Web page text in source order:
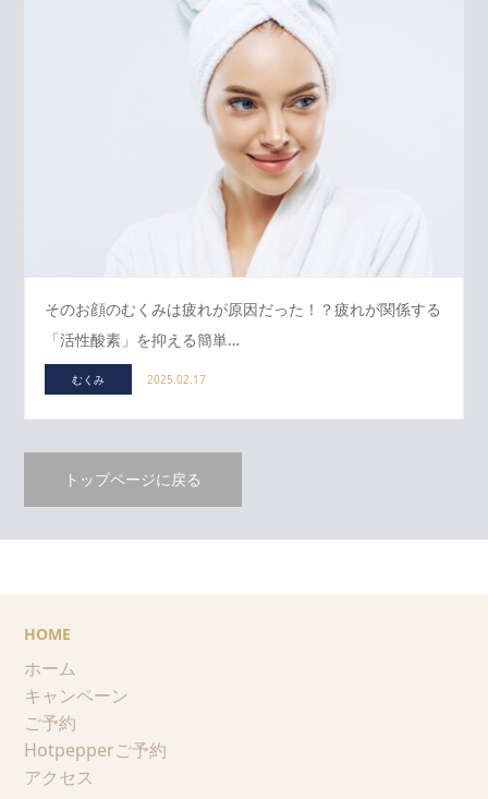
そのお顔のむくみは疲れが原因だった！？疲れが関係する
「活性酸素」を抑える簡単…
むくみ 2025.02.17
トップページに戻る
HOME
ホーム
キャンペーン
ご予約
Hotpepperご予約
アクセス